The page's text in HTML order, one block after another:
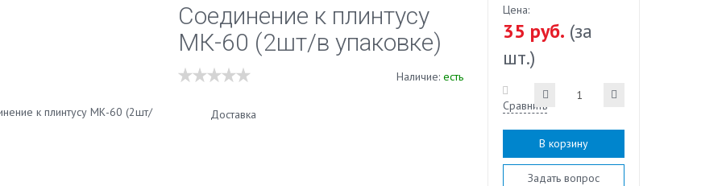
Соединение к плинтусу
МК-60 (2шт/в упаковке)
Наличие: есть
Доставка
Цена:
35 руб. (за
шт.)
Сравнить
В корзину
Задать вопрос